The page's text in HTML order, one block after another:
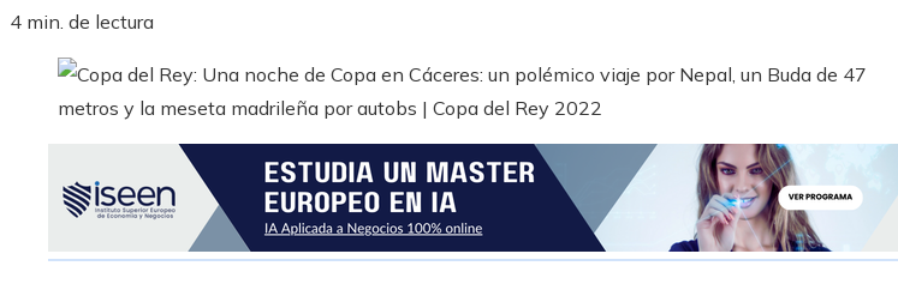
4 min. de lectura